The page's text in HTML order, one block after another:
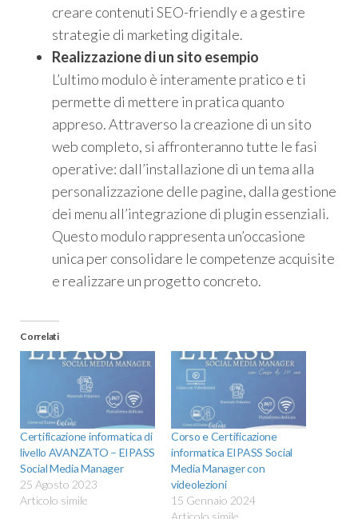
creare contenuti SEO-friendly e a gestire
strategie di marketing digitale.
Realizzazione di un sito esempio
L’ultimo modulo è interamente pratico e ti
permette di mettere in pratica quanto
appreso. Attraverso la creazione di un sito
web completo, si affronteranno tutte le fasi
operative: dall’installazione di un tema alla
personalizzazione delle pagine, dalla gestione
dei menu all’integrazione di plugin essenziali.
Questo modulo rappresenta un’occasione
unica per consolidare le competenze acquisite
e realizzare un progetto concreto.
Correlati
Certificazione informatica di
livello AVANZATO – EIPASS
Social Media Manager
25 Agosto 2023
Articolo simile
Corso e Certificazione
informatica EIPASS Social
Media Manager con
videolezioni
15 Gennaio 2024
Articolo simile